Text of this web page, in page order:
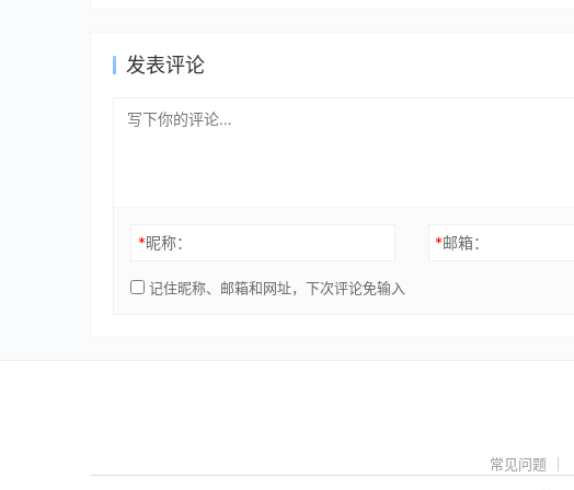
发表评论
*昵称： *邮箱：
记住昵称、邮箱和网址，下次评论免输入
常见问题